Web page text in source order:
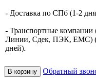
- Доставка по СПб (1-2
- Транспортные компании
Линии, Сдек, ПЭК, ЕМС)
дней).
В корзину Обратный